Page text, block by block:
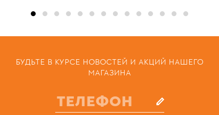
БУДЬТЕ В КУРСЕ НОВОСТЕЙ И АКЦИЙ НАШЕГО
МАГАЗИНА